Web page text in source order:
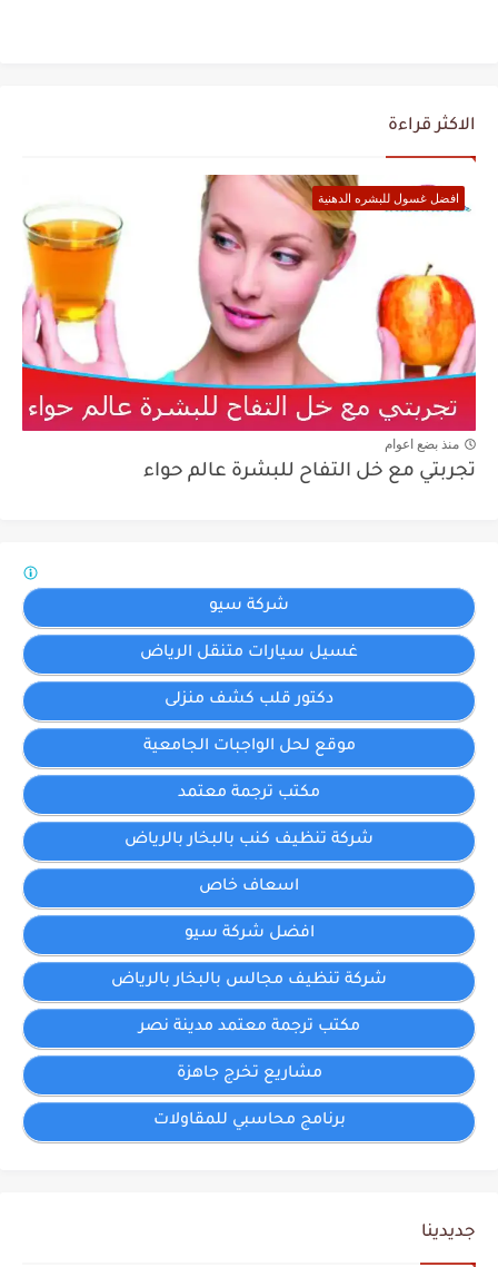
الاكثر قراءة
افضل غسول للبشره الدهنية
منذ بضع اعوام
تجربتي مع خل التفاح للبشرة عالم حواء
شركة سيو
غسيل سيارات متنقل الرياض
دكتور قلب كشف منزلى
موقع لحل الواجبات الجامعية
مكتب ترجمة معتمد
شركة تنظيف كنب بالبخار بالرياض
اسعاف خاص
افضل شركة سيو
شركة تنظيف مجالس بالبخار بالرياض
مكتب ترجمة معتمد مدينة نصر
مشاريع تخرج جاهزة
برنامج محاسبي للمقاولات
جديدينا